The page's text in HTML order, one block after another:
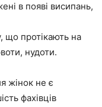
в появі висипань,
що протікають на
нудоти.
жінок не є
фахівців